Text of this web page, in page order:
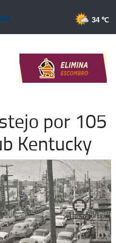
34 ℃
por 105
Kentucky